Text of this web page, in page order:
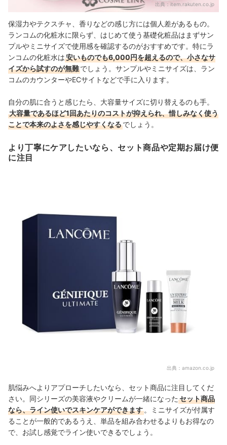
出典： item.rakuten.co.jp
保湿力やテクスチャ、香りなどの感じ方には個人差があるもの。
ランコムの化粧水に限らず、はじめて使う基礎化粧品はまずサン
プルやミニサイズで使用感を確認するのがおすすめです。特にラ
ンコムの化粧水は安いものでも6,000円を超えるので、小さなサ
イズから試すのが無難でしょう。サンプルやミニサイズは、ラン
コムのカウンターやECサイトなどで手に入ります。
自分の肌に合うと感じたら、大容量サイズに切り替えるのも手。
大容量であるほど1回あたりのコストが抑えられ、惜しみなく使う
ことで本来のよさを感じやすくなるでしょう。
より丁寧にケアしたいなら、セット商品や定期お届け便
に注目
出典： amazon.co.jp
肌悩みへよりアプローチしたいなら、セット商品に注目してくだ
さい。同シリーズの美容液やクリームが一緒になった セット商品
なら、ライン使いでスキンケアができます 。ミニサイズが付属す
ることが一般的であるうえ、単品を組み合わせるよりもお得なの
で、お試し感覚でライン使いできるでしょう。